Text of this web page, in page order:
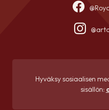
Hyväksy sosiaalisen
sisällön: